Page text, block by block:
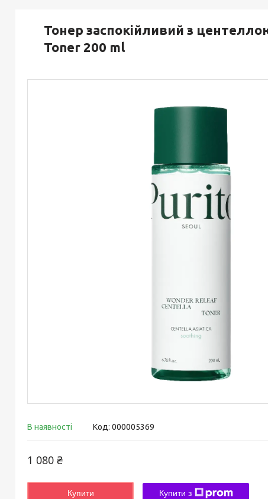
Тонер заспокійливий з
Toner 200 ml
В наявності Код: 000005369
1 080 ₴
Купити Купити з